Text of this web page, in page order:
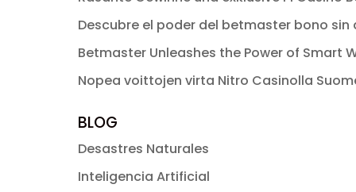
Descubre el poder del betmaster bono
Betmaster Unleashes the Power of Smart
Nopea voittojen virta Nitro Casinolla
BLOG
Desastres Naturales
Inteligencia Artificial